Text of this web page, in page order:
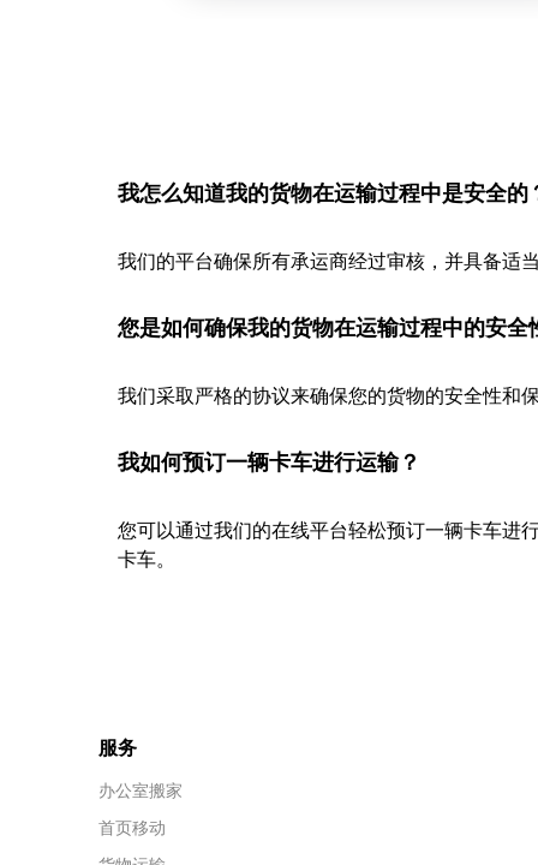
我怎么知道我的货物在运输过程中是安全的
我们的平台确保所有承运商经过审核，并具备适
您是如何确保我的货物在运输过程中的安全
我们采取严格的协议来确保您的货物的安全性和
我如何预订一辆卡车进行运输？
您可以通过我们的在线平台轻松预订一辆卡车进
卡车。
服务
办公室搬家
首页移动